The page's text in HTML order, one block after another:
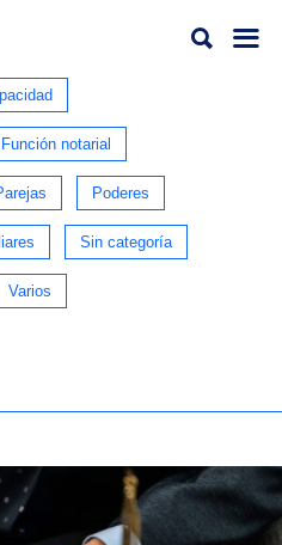
Función notarial
Poderes
Sin categoría
Varios